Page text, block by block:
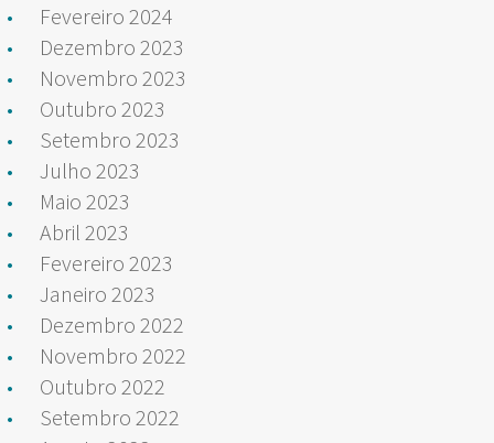
Fevereiro 2024
Dezembro 2023
Novembro 2023
Outubro 2023
Setembro 2023
Julho 2023
Maio 2023
Abril 2023
Fevereiro 2023
Janeiro 2023
Dezembro 2022
Novembro 2022
Outubro 2022
Setembro 2022